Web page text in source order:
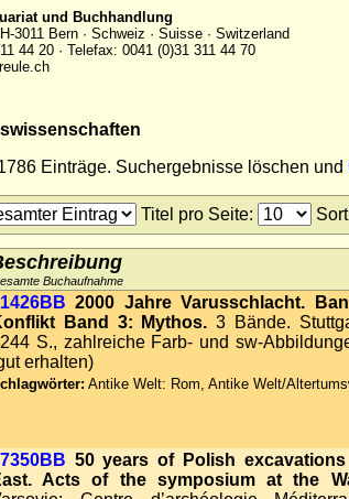
und Buchhandlung
3011 Bern · Schweiz · Suisse · Switzerland
44 20 · Telefax: 0041 (0)31 311 44 70
Einträge. Suchergebnisse löschen und
Titel pro Seite:
Buchaufnahme
2000 Jahre Varusschlacht.
Band 3: Mythos. 3 Bände.
S., zahlreiche Farb- und sw-
erhalten)
Antike Welt: Rom, Antike Welt/
50 years of Polish
Acts of the symposium at the